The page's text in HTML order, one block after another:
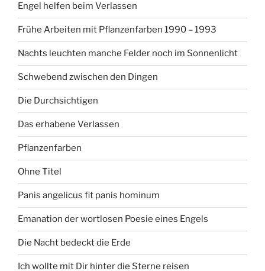
Engel helfen beim Verlassen
Frühe Arbeiten mit Pflanzenfarben 1990 – 1993
Nachts leuchten manche Felder noch im Sonnenlicht
Schwebend zwischen den Dingen
Die Durchsichtigen
Das erhabene Verlassen
Pflanzenfarben
Ohne Titel
Panis angelicus fit panis hominum
Emanation der wortlosen Poesie eines Engels
Die Nacht bedeckt die Erde
Ich wollte mit Dir hinter die Sterne reisen